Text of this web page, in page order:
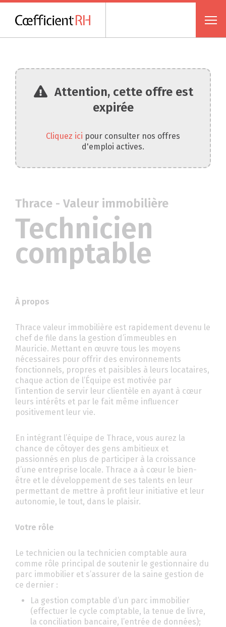
Attention, cette offre est
expirée
Cliquez ici pour consulter nos offres
d'emploi actives.
Thrace - Valeur immobilière
Technicien
comptable
À propos
Thrace valeur immobilière est rapidement devenu le
chef de file dans la gestion d’immeubles en
Mauricie. Mettant en œuvre tous les moyens
nécessaires pour offrir des environnements
fonctionnels, propres et paisibles à leurs locataires,
chaque action de l’Équipe est motivée par
l’intention de servir leur clientèle en ayant à cœur
leurs intérêts et par le fait même influencer
positivement leur vie.
En intégrant l’équipe de Thrace, vous aurez la
chance de côtoyer des gens ambitieux et
passionnés en plus de participer à la croissance
d’une entreprise locale. Thrace a à cœur le bien-
être et le développement de ses talents en leur
permettant de mettre à profit leur initiative et leur
autonomie, le tout, dans le plaisir.
Votre rôle
Le technicien ou la technicien comptable aura
comme rôle principal de soutenir le gestionnaire du
parc immobilier et s’assurer de la saine gestion de
ce dernier :
La gestion comptable d’un parc immobilier
(effectuer le cycle comptable, la tenue de livre,
la conciliation bancaire, l’entrée de données);